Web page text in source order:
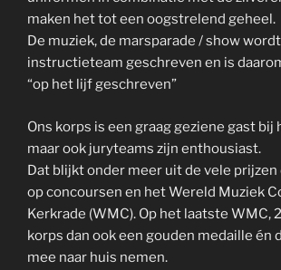
maken het tot een oogstrelend geheel.
De muziek, de marsparade / show
instructieteam geschreven en is
“op het lijf geschreven”
Ons korps is een graag geziene gast bij
maar ook juryteams zijn enthousiast.
Dat blijkt onder meer uit de vele prijzen
op concoursen en het Wereld Muziek
Kerkrade (WMC). Op het laatste WMC,
korps dan ook een gouden medaille én
mee naar huis nemen.